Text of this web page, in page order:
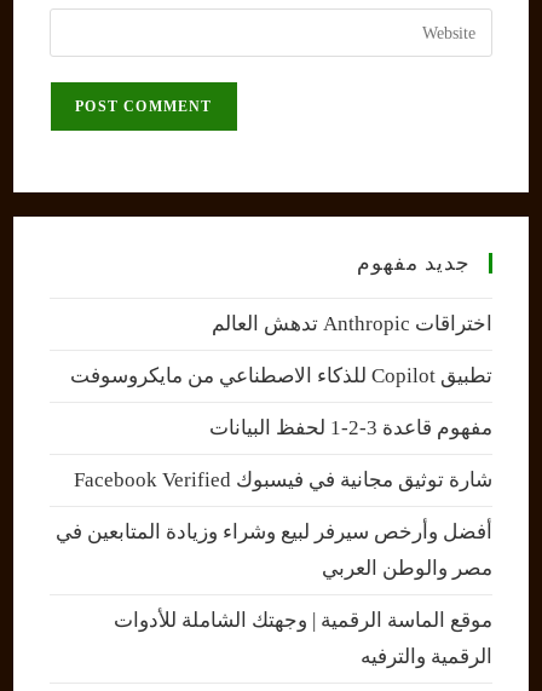
comment
email
address
Enter
your
جديد مفهوم
اختراقات Anthropic تدهش العالم
تطبيق Copilot للذكاء الاصطناعي من مايكروسوفت
مفهوم قاعدة 3-2-1 لحفظ البيانات
شارة توثيق مجانية في فيسبوك Facebook Verified
أفضل وأرخص سيرفر لبيع وشراء وزيادة المتابعين في
مصر والوطن العربي
موقع الماسة الرقمية | وجهتك الشاملة للأدوات
الرقمية والترفيه